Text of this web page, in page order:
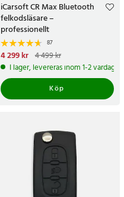
iCarsoft CR Max Bluetooth
felkodsläsare –
professionellt
bildiagnosverktyg med trådlös
OBD-anslutning
87
Nuvarande pris:
4 299 krTidigare pris:4 499 kr
4 299 kr 4 499 kr
I lager, levereras inom 1-2 vardagar
Köp